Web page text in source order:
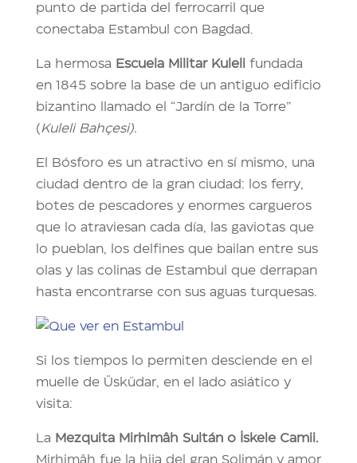
punto de partida del ferrocarril que
conectaba Estambul con Bagdad.
La hermosa Escuela Militar Kuleli fundada
en 1845 sobre la base de un antiguo edificio
bizantino llamado el “Jardín de la Torre”
(Kuleli Bahçesi).
El Bósforo es un atractivo en sí mismo, una
ciudad dentro de la gran ciudad: los ferry,
botes de pescadores y enormes cargueros
que lo atraviesan cada día, las gaviotas que
lo pueblan, los delfines que bailan entre sus
olas y las colinas de Estambul que derrapan
hasta encontrarse con sus aguas turquesas.
Si los tiempos lo permiten desciende en el
muelle de Üsküdar, en el lado asiático y
visita:
La Mezquita Mirhimâh Sultán o İskele Camii.
Mirhimâh fue la hija del gran Solimán y amor